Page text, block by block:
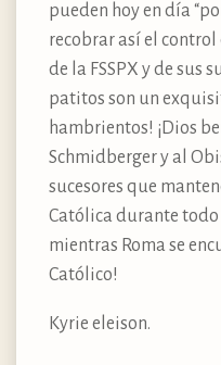
pueden hoy en día
recobrar así el control
de la FSSPX y de sus
patitos son un
hambrientos! ¡Dios
Schmidberger y al
sucesores que
Católica durante
mientras Roma se
Católico!
Kyrie eleison.